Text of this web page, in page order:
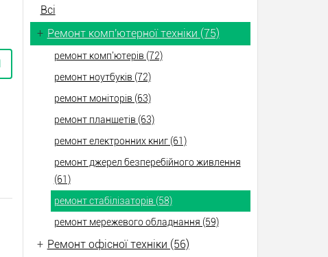
Всі
+ Ремонт комп'ютерної техніки (75)
ремонт комп'ютерів (72)
ремонт ноутбуків (72)
ремонт моніторів (63)
ремонт планшетів (63)
ремонт електронних книг (61)
ремонт джерел безперебійного живлення
(61)
ремонт стабілізаторів (58)
ремонт мережевого обладнання (59)
+ Ремонт офісної техніки (56)